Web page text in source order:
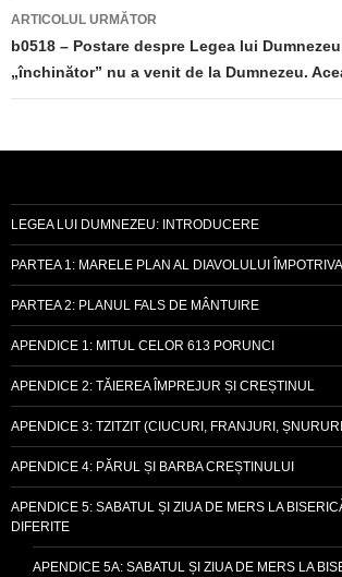
ARTICOLUL URMĂTOR
b0518 – Postare despre Legea lui
„închinător” nu a venit de la Dumnezeu.
LEGEA LUI DUMNEZEU: INTRODUCERE
PARTEA 1: MARELE PLAN AL DIAVOLULUI
PARTEA 2: PLANUL FALS DE MÂNTUIRE
APENDICE 1: MITUL CELOR 613 PORUNCI
APENDICE 2: TĂIEREA ÎMPREJUR ȘI CREȘTINUL
APENDICE 3: TZITZIT (CIUCURI, FRANJURI,
APENDICE 4: PĂRUL ȘI BARBA CREȘTINULUI
APENDICE 5: SABATUL ȘI ZIUA DE MERS LA
DIFERITE
APENDICE 5A: SABATUL ȘI ZIUA DE MERS LA